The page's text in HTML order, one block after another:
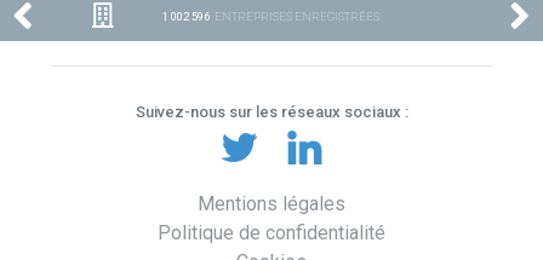
1 002 596 ENTREPRISES ENREGISTRÉES
Suivez-nous sur les réseaux sociaux :
Mentions légales
Politique de confidentialité